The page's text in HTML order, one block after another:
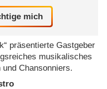
mich
präsentierte Gastgeber
musikalisches
Chansonniers.